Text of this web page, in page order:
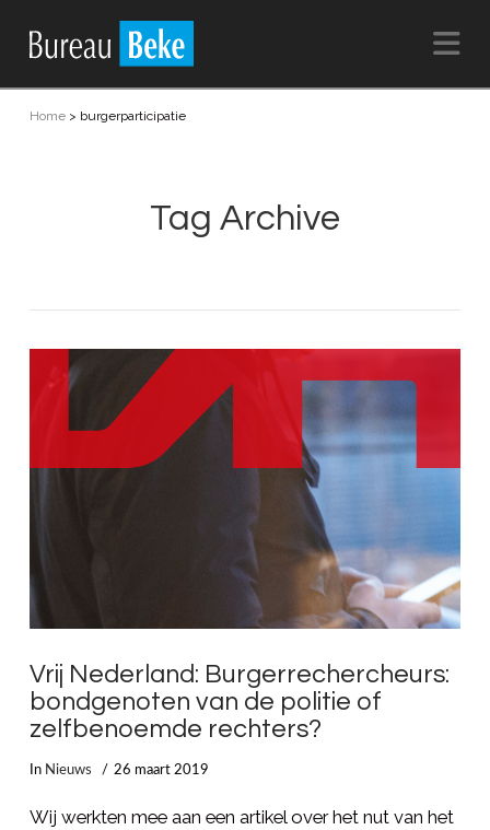
Home> burgerparticipatie
Tag Archive
Vrij Nederland: Burgerrechercheurs:
bondgenoten van de politie of
zelfbenoemde rechters?
In Nieuws 26 maart 2019
Wij werkten mee aan een artikel over het nut van het